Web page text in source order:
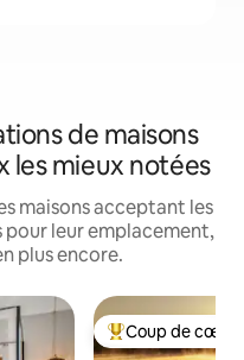
de maisons
les mieux notées
maisons acceptant les
pour leur emplacement,
plus encore.
Coups de cœur
Coup de cœur